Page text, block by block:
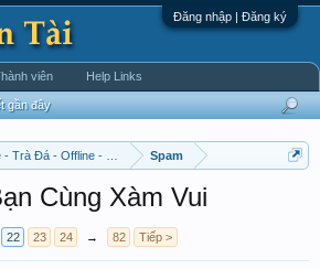
Đăng nhập | Đăng ký
- Trà Đá - Offline - Tỉnh Tò Hihi!
Spam
Cùng Xàm Vui
22 23 24 → 82 Tiếp >
gần đây
viên Help Links